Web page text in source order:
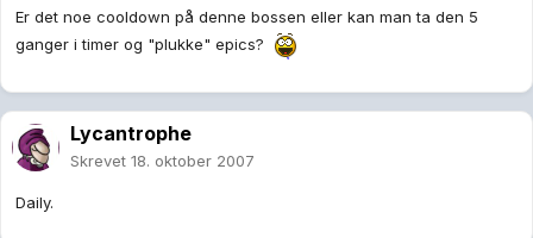
Er det noe cooldown på denne bossen eller kan man ta den 5
ganger i timer og "plukke" epics?
Lycantrophe
Skrevet 18. oktober 2007
Daily.